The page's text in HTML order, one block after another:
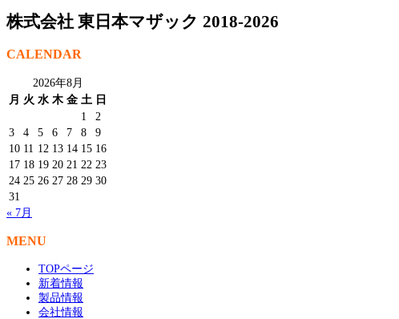
株式会社 東日本マザック 2018-2026
CALENDAR
2026年8月
月 火 水 木 金 土 日
1
2
3
4 5 6 7 8
9
10 11 12 13 14 15 16
17 18 19 20 21 22 23
24 25 26 27 28 29 30
31
« 7月
MENU
TOPページ
新着情報
製品情報
会社情報